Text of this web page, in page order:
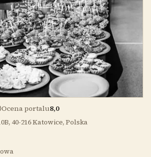
Ocena portalu8,0
40-216 Katowice, Polska